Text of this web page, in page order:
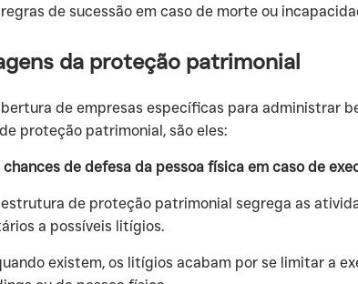
regras de sucessão em caso de morte ou
da proteção patrimonial
de empresas específicas para administrar
proteção patrimonial, são eles:
chances de defesa da pessoa física em caso de
de proteção patrimonial segrega as
a possíveis litígios.
existem, os litígios acabam por se limitar a